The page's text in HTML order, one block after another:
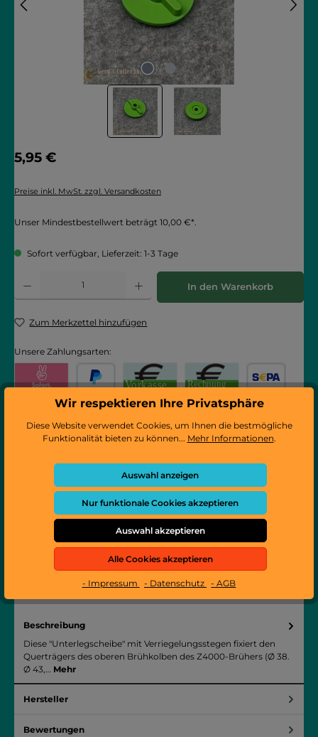
Regulärer Preis:
5,95 €
Preise inkl. MwSt. zzgl. Versandkosten
Unser Mindestbestellwert beträgt 10,00 €*.
Sofort verfügbar, Lieferzeit: 1-3 Tage
Produkt Anzahl: Gib den gewünschten Wert ein oder benutze die
In den Warenkorb
Zum Merkzettel hinzufügen
Unsere Zahlungsarten:
Vorkasse Rechnung SEPA Lastschrift
Kredit- oder DebitkarteiDEAL Bancontact eps
Pay with Klarna
Verfügbarer Bestand:2
Dieses Produkt weiterempfehlen:
Beschreibung
Diese "Unterlegscheibe" mit Verriegelungsstegen fixiert den
Querträgers des oberen Brühkolben des Z4000-Brühers (Ø 38.
Ø 43,… Mehr
Hersteller
Bewertungen
Wir respektieren Ihre Privatsphäre
Diese Website verwendet Cookies, um Ihnen die bestmögliche
Funktionalität bieten zu können... Mehr Informationen.
Auswahl anzeigen
Nur funktionale Cookies akzeptieren
Auswahl akzeptieren
Alle Cookies akzeptieren
- Impressum - Datenschutz - AGB